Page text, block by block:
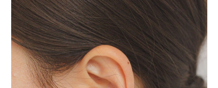
任。
４．使用「AFTEE先享後付」時，將依據個別帳號之用戶狀況，依本公司即
時審查核予不同之上限額度；若仍有額度不足之情形，本公司將視審查結果
請求用戶進行身份認證。
５．嚴禁一人註冊多個帳號或使用他人資訊註冊。若發現惡意使用之情形，
恩沛科技股份有限公司將有權停止該用戶之使用額度並採取法律行動。